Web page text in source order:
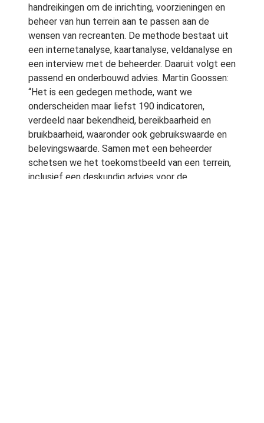
handreikingen om de inrichting, voorzieningen en
beheer van hun terrein aan te passen aan de
wensen van recreanten. De methode bestaat uit
een internetanalyse, kaartanalyse, veldanalyse en
een interview met de beheerder. Daaruit volgt een
passend en onderbouwd advies. Martin Goossen:
“Het is een gedegen methode, want we
onderscheiden maar liefst 190 indicatoren,
verdeeld naar bekendheid, bereikbaarheid en
bruikbaarheid, waaronder ook gebruikswaarde en
belevingswaarde. Samen met een beheerder
schetsen we het toekomstbeeld van een terrein,
inclusief een deskundig advies voor de